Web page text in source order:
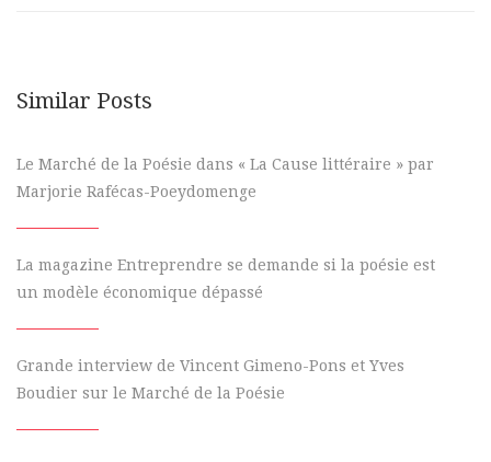
Similar Posts
Le Marché de la Poésie dans « La Cause littéraire » par
Marjorie Rafécas-Poeydomenge
La magazine Entreprendre se demande si la poésie est
un modèle économique dépassé
Grande interview de Vincent Gimeno-Pons et Yves
Boudier sur le Marché de la Poésie